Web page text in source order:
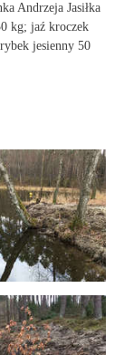
Andrzeja Jasiłka
kg; jaź kroczek
jesienny 50